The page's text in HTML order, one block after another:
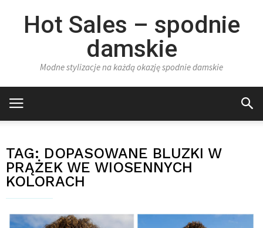
Hot Sales – spodnie
damskie
Modne stylizacje na każdą okazję spodnie damskie
TAG: DOPASOWANE BLUZKI W
PRĄŻEK WE WIOSENNYCH
KOLORACH